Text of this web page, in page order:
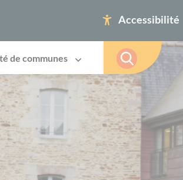
Accessibilité
de communes